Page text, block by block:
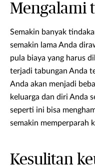
Mengalami
Semakin banyak
semakin lama Anda
pula biaya yang harus
terjadi tabungan Anda
Anda akan menjadi
keluarga dan diri Anda
seperti ini bisa
semakin memperparah
Kesulitan